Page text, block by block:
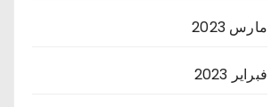
مارس 2023
فبراير 2023